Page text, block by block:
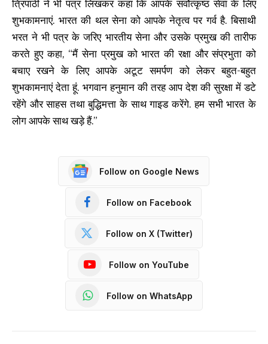
त्रिपाठी ने भी पत्र लिखकर कहा कि आपके सर्वोत्कृष्ठ सेवा के लिए
शुभकामनाएं. भारत की थल सेना को आपके नेतृत्व पर गर्व है. बिसाथी
भरत ने भी पत्र के जरिए भारतीय सेना और उसके प्रमुख की तारीफ
करते हुए कहा, “मैं सेना प्रमुख को भारत की रक्षा और संप्रभुता को
बचाए रखने के लिए आपके अटूट समर्पण को लेकर बहुत-बहुत
शुभकामनाएं देता हूं. भगवान हनुमान की तरह आप देश की सुरक्षा में डटे
रहेंगे और साहस तथा बुद्धिमत्ता के साथ गाइड करेंगे. हम सभी भारत के
लोग आपके साथ खड़े हैं.”
Follow on Google News
Follow on Facebook
Follow on X (Twitter)
Follow on YouTube
Follow on WhatsApp